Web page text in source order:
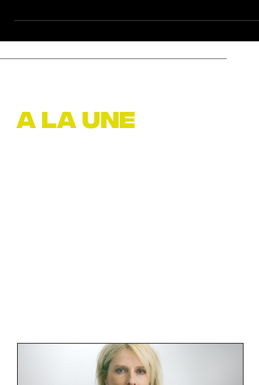
raconte avant tout des histoires.